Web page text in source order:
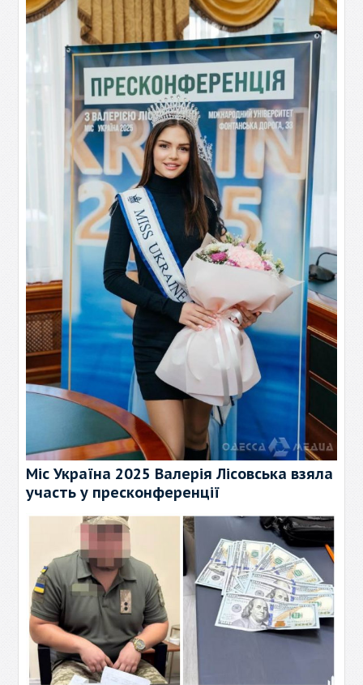
Міс Україна 2025 Валерія Лісовська взяла
участь у пресконференції